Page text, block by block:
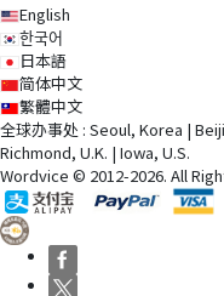
English
한국어
日本語
简体中文
繁體中文
全球办事处 : Seoul, Korea |
Richmond, U.K. | Iowa, U.S.
Wordvice © 2012-2026. All